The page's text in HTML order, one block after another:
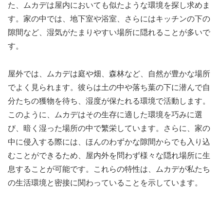
た、ムカデは屋内においても似たような環境を探し求めま
す。家の中では、地下室や浴室、さらにはキッチンの下の
隙間など、湿気がたまりやすい場所に隠れることが多いで
す。
屋外では、ムカデは庭や畑、森林など、自然が豊かな場所
でよく見られます。彼らは土の中や落ち葉の下に潜んで自
分たちの獲物を待ち、湿度が保たれる環境で活動します。
このように、ムカデはその生存に適した環境を巧みに選
び、暗く湿った場所の中で繁栄しています。さらに、家の
中に侵入する際には、ほんのわずかな隙間からでも入り込
むことができるため、屋内外を問わず様々な隠れ場所に生
息することが可能です。これらの特性は、ムカデが私たち
の生活環境と密接に関わっていることを示しています。